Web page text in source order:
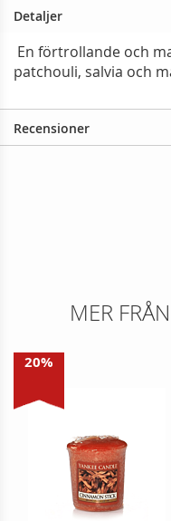
Detaljer
En förtrollande och
patchouli, salvia och
Recensioner
MER
20%